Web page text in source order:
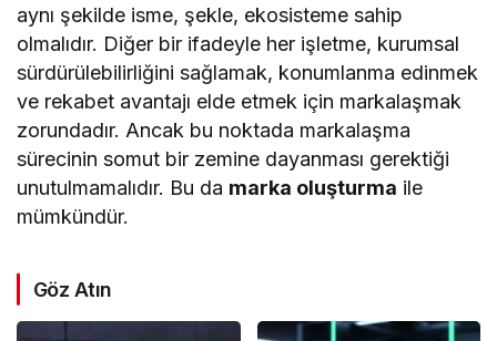
aynı şekilde isme, şekle, ekosisteme sahip
olmalıdır. Diğer bir ifadeyle her işletme, kurumsal
sürdürülebilirliğini sağlamak, konumlanma edinmek
ve rekabet avantajı elde etmek için markalaşmak
zorundadır. Ancak bu noktada markalaşma
sürecinin somut bir zemine dayanması gerektiği
unutulmamalıdır. Bu da marka oluşturma ile
mümkündür.
Göz Atın